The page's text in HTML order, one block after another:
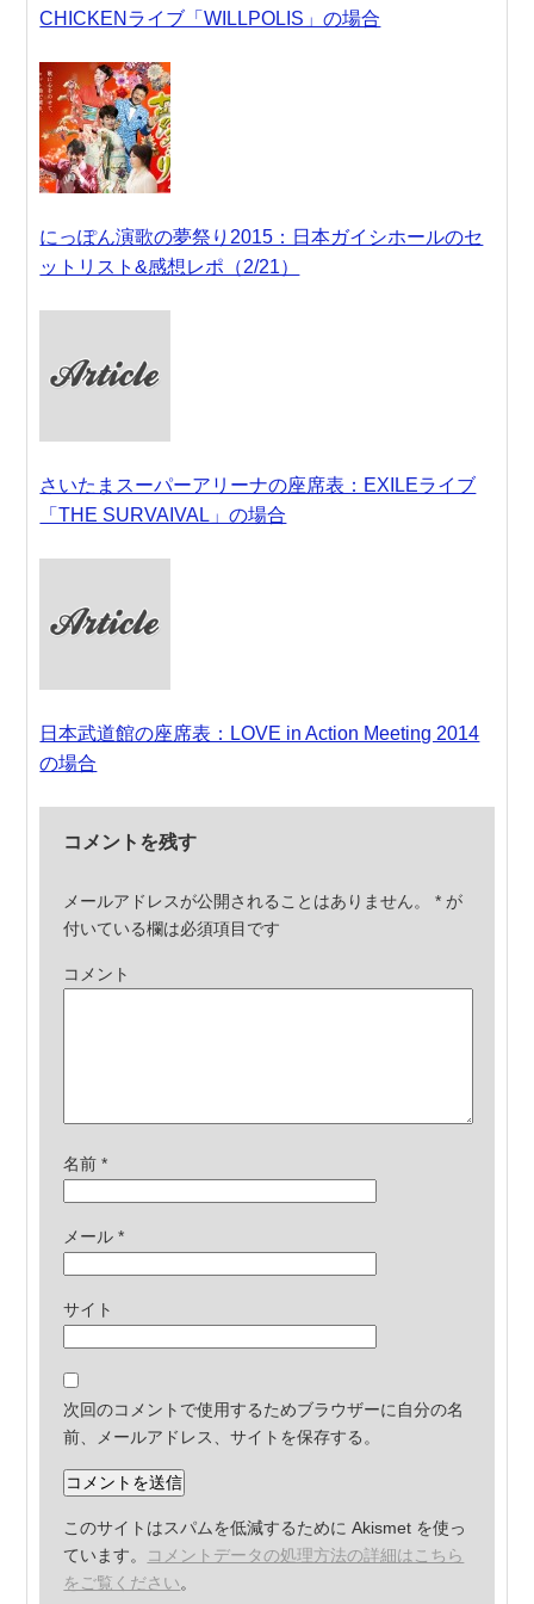
CHICKENライブ「WILLPOLIS」の場合
にっぽん演歌の夢祭り2015：日本ガイシホールのセ
ットリスト&感想レポ（2/21）
さいたまスーパーアリーナの座席表：EXILEライブ
「THE SURVAIVAL」の場合
日本武道館の座席表：LOVE in Action Meeting 2014
の場合
コメントを残す
メールアドレスが公開されることはありません。 * が
付いている欄は必須項目です
コメント
名前*
メール*
サイト
次回のコメントで使用するためブラウザーに自分の名
前、メールアドレス、サイトを保存する。
このサイトはスパムを低減するために Akismet を使っ
ています。 コメントデータの処理方法の詳細はこちら
をご覧ください。